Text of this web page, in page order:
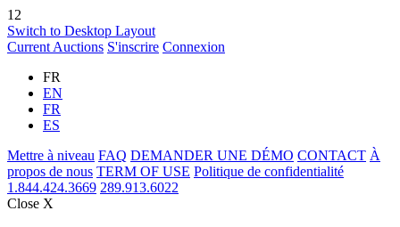
12
Switch to Desktop Layout
Current Auctions S'inscrire Connexion
FR
EN
FR
ES
Mettre à niveau FAQ DEMANDER UNE DÉMO CONTACT À
propos de nous TERM OF USE Politique de confidentialité
1.844.424.3669 289.913.6022
Close X